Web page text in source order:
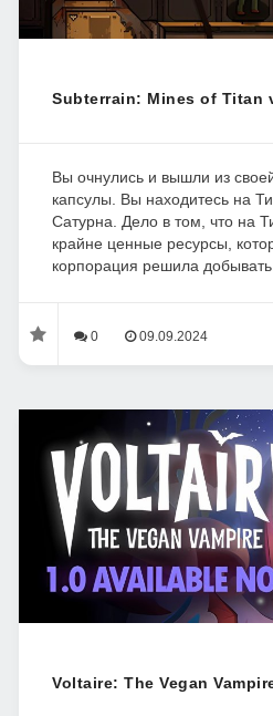
Subterrain: Mines of Titan
Вы очнулись и вышли из
капсулы. Вы находитесь на
Сатурна. Дело в том, что на
крайне ценные ресурсы,
корпорация решила
0 09.09.2024
Voltaire: The Vegan